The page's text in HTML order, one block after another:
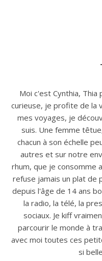
Moi c'est Cynthia, Thia
curieuse, je profite de la
mes voyages, je
suis. Une femme
chacun à son échelle
autres et sur notre
rhum, que je consomme
refuse jamais un plat de
depuis l'âge de 14 ans
la radio, la télé, la
sociaux. Je kiff
parcourir le monde à
avec moi toutes ces
si